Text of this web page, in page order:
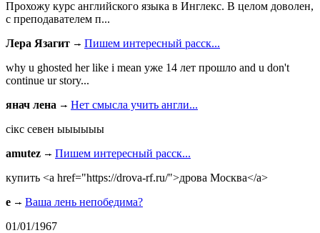
Прохожу курс английского языка в Инглекс. В целом доволен,
с преподавателем п...
Лера Язагит
Пишем интересный расск...
why u ghosted her like i mean уже 14 лет прошло and u don't
continue ur story...
янач лена
Нет смысла учить англи...
сiкс севен ыыыыыы
amutez
Пишем интересный расск...
купить <a href="https://drova-rf.ru/">дрова Москва</a>
e
Ваша лень непобедима?
01/01/1967